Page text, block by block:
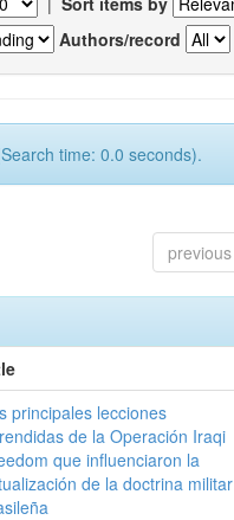
Authors/record
time: 0.0 seconds).
previous
principales lecciones
de la Operación Iraqi
que influenciaron la
de la doctrina militar